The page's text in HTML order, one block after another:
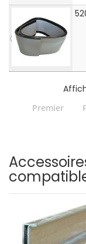
Premier